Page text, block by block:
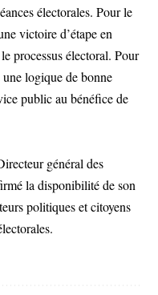
électorales. Pour le
victoire d’étape en
processus électoral. Pour
logique de bonne
public au bénéfice de
général des
la disponibilité de son
politiques et citoyens